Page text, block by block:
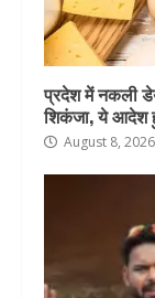
प्रदेश में नकली
शिकंजा, ये आदेश
August 8, 2026